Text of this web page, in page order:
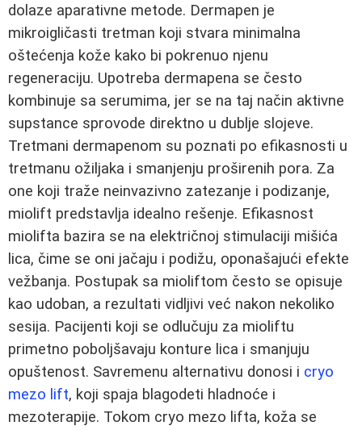
dolaze aparativne metode. Dermapen je
mikroigličasti tretman koji stvara minimalna
oštećenja kože kako bi pokrenuo njenu
regeneraciju. Upotreba dermapena se često
kombinuje sa serumima, jer se na taj način aktivne
supstance sprovode direktno u dublje slojeve.
Tretmani dermapenom su poznati po efikasnosti u
tretmanu ožiljaka i smanjenju proširenih pora. Za
one koji traže neinvazivno zatezanje i podizanje,
miolift predstavlja idealno rešenje. Efikasnost
miolifta bazira se na električnoj stimulaciji mišića
lica, čime se oni jačaju i podižu, oponašajući efekte
vežbanja. Postupak sa mioliftom često se opisuje
kao udoban, a rezultati vidljivi već nakon nekoliko
sesija. Pacijenti koji se odlučuju za mioliftu
primetno poboljšavaju konture lica i smanjuju
opuštenost. Savremenu alternativu donosi i cryo
mezo lift, koji spaja blagodeti hladnoće i
mezoterapije. Tokom cryo mezo lifta, koža se